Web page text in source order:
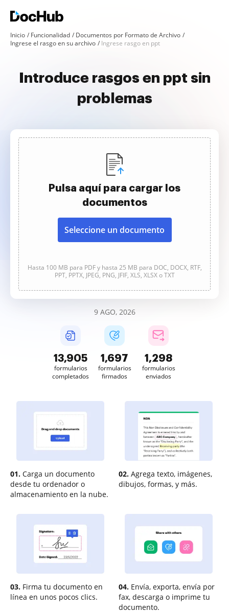
Inicio Funcionalidad
Documentos por Formato de Archivo
Ingrese el rasgo en su archivo
Ingrese rasgo en ppt
Introduce rasgos en ppt sin
problemas
Pulsa aquí para cargar los
documentos
Seleccione un documento
Hasta 100 MB para PDF y hasta 25 MB para DOC, DOCX, RTF,
PPT, PPTX, JPEG, PNG, JFIF, XLS, XLSX o TXT
9 AGO, 2026
13,905
formularios
completados
1,697
formularios
firmados
1,298
formularios
enviados
01. Carga un documento
desde tu ordenador o
almacenamiento en la nube.
02. Agrega texto, imágenes,
dibujos, formas, y más.
03. Firma tu documento en
línea en unos pocos clics.
04. Envía, exporta, envía por
fax, descarga o imprime tu
documento.